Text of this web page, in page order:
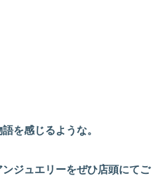
を感じるような。
ジュエリーをぜひ店頭にてご